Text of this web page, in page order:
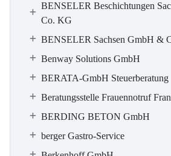
BENSELER Beschichtungen
Co. KG
BENSELER Sachsen GmbH &
Benway Solutions GmbH
BERATA-GmbH Steuerberatung
Beratungsstelle Frauennotruf
BERDING BETON GmbH
berger Gastro-Service